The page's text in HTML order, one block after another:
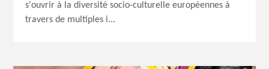
s'ouvrir à la diversité socio-culturelle européennes à
travers de multiples i...